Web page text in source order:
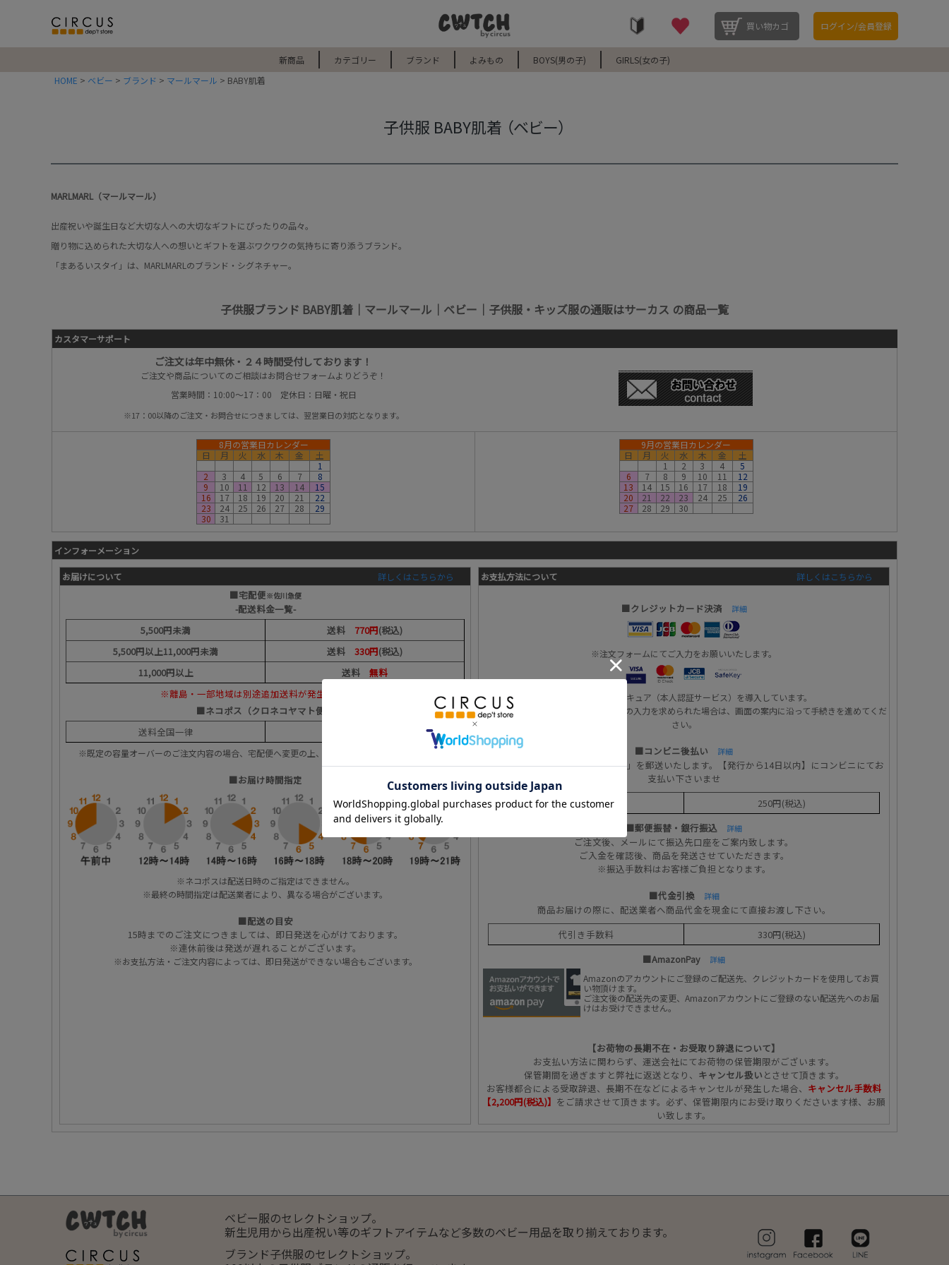
買い物カゴ ログイン/会員登録
新商品 カテゴリー ブランド よみもの BOYS(男の子)
GIRLS(女の子)
HOME
ベビー ブランド マールマール BABY肌着
子供服 BABY肌着 （ベビー）
MARLMARL（マールマール）
出産祝いや誕生日など大切な人への大切なギフトにぴったりの品々。
贈り物に込められた大切な人への想いとギフトを選ぶワクワクの気持ちに寄り添うブランド。
「まあるいスタイ」は、MARLMARLのブランド・シグネチャー。
子供服ブランド BABY肌着｜マールマール｜ベビー｜子供服・キッズ服の通販はサーカス の商品一覧
カスタマーサポート
ご注文は年中無休・２４時間受付しております！
ご注文や商品についてのご相談はお問合せフォームよりどうぞ！
営業時間：10:00～17：00 定休日：日曜・祝日
※17：00以降のご注文・お問合せにつきましては、翌営業日の対応となります。
8月の営業日カレンダー
日
月 火 水 木 金
土
1
2
3 4 5 6 7
8
9
10 11 12 13 14
15
16
17 18 19 20 21
22
23
24 25 26 27 28
29
30
31
9月の営業日カレンダー
日
月 火 水 木 金
土
1
2 3 4
5
6
7 8 9 10 11
12
13
14 15 16 17 18
19
20
21 22 23 24 25
26
27
28 29 30
インフォーメーション
お届けについて 詳しくはこちらから
■宅配便※佐川急便
-配送料金一覧-
5,500円未満
送料 770円(税込)
5,500円以上11,000円未満
送料 330円(税込)
11,000円以上
送料 無料
※離島・一部地域は別途追加送料が発生いたします。
■ネコポス（クロネコヤマト便）
送料全国一律
※既定の容量オーバーのご注文内容の場合、宅配便へ変更の上、お送り致します。 詳しくはこちら
■お届け時間指定
※ネコポスは配送日時のご指定はできません。
※最終の時間指定は配送業者により、異なる場合がございます。
■配送の目安
15時までのご注文につきましては、即日発送を心がけております。
※連休前後は発送が遅れることがございます。
※お支払方法・ご注文内容によっては、即日発送ができない場合もございます。
お支払方法について 詳しくはこちらから
■クレジットカード決済 詳細
※注文フォームにてご入力をお願いいたします。
※当サイトは3Dセキュア（本人認証サービス）を導入しています。
本人認証時にワンタイムパスワード等の入力を求められた場合は、画面の案内に沿って手続きを進めてくだ
さい。
■コンビニ後払い 詳細
商品発送後「お支払い用紙(払込票)」を郵送いたします。【発行から14日以内】にコンビニにてお
支払い下さいませ
決済手数料
250円(税込)
■郵便振替・銀行振込
詳細
ご注文後、メールにて振込先口座をご案内致します。
ご入金を確認後、商品を発送させていただきます。
※振込手数料はお客様ご負担となります。
■代金引換
詳細
商品お届けの際に、配送業者へ商品代金を現金にて直接お渡し下さい。
代引き手数料
330円(税込)
■AmazonPay
詳細
Amazonのアカウントにご登録のご配送先、クレジットカードを使用してお買
い物頂けます。
ご注文後の配送先の変更、Amazonアカウントにご登録のない配送先へのお届
けはお受けできません。
【お荷物の長期不在・お受取り辞退について】
お支払い方法に関わらず、運送会社にてお荷物の保管期限がございます。
保管期間を過ぎますと弊社に返送となり、 キャンセル扱い とさせて頂きます。
お客様都合による受取辞退、長期不在などによるキャンセルが発生した場合、 キャンセル手数料
【2,200円(税込)】 をご請求させて頂きます。必ず、保管期限内にお受け取りくださいます様、お願
い致します。
ベビー服のセレクトショップ。
新生児用から出産祝い等のギフトアイテムなど多数のベビー用品を取り揃えております。
ブランド子供服のセレクトショップ。